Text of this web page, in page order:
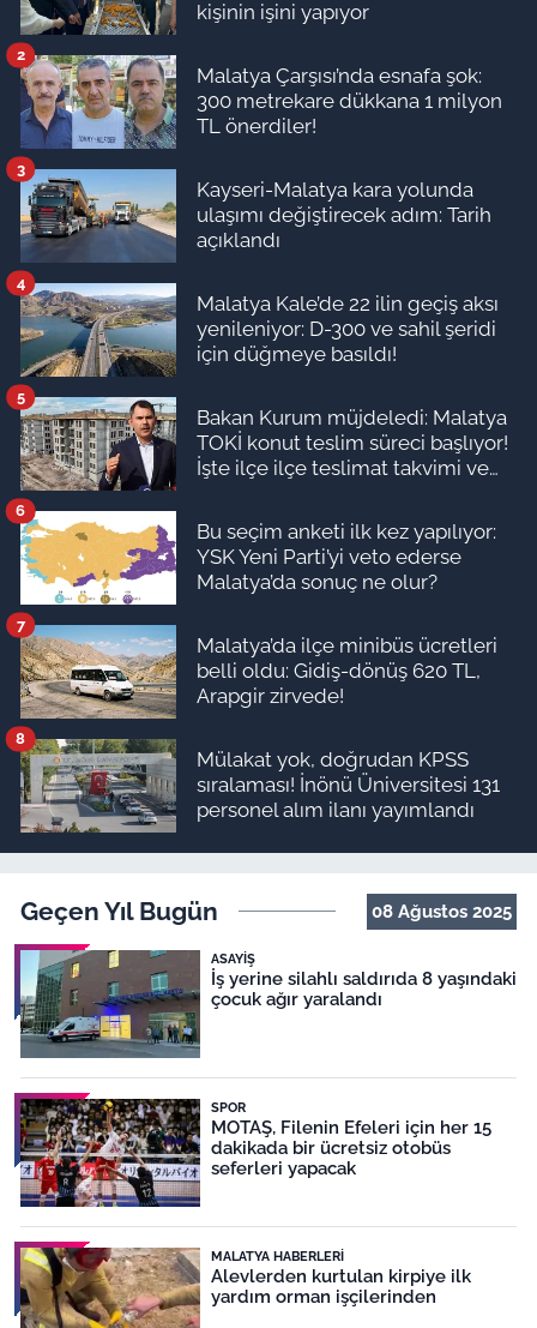
kişinin işini yapıyor
Malatya Çarşısı’nda esnafa şok:
300 metrekare dükkana 1 milyon
TL önerdiler!
2
Kayseri-Malatya kara yolunda
ulaşımı değiştirecek adım: Tarih
açıklandı
3
Malatya Kale’de 22 ilin geçiş aksı
yenileniyor: D-300 ve sahil şeridi
için düğmeye basıldı!
4
Bakan Kurum müjdeledi: Malatya
TOKİ konut teslim süreci başlıyor!
İşte ilçe ilçe teslimat takvimi ve
5
Bu seçim anketi ilk kez yapılıyor:
YSK Yeni Parti’yi veto ederse
Malatya’da sonuç ne olur?
6
Malatya’da ilçe minibüs ücretleri
belli oldu: Gidiş-dönüş 620 TL,
Arapgir zirvede!
7
Mülakat yok, doğrudan KPSS
sıralaması! İnönü Üniversitesi 131
personel alım ilanı yayımlandı
8
Geçen Yıl Bugün 08 Ağustos 2025
ASAYIŞ
İş yerine silahlı saldırıda 8 yaşındaki
çocuk ağır yaralandı
SPOR
MOTAŞ, Filenin Efeleri için her 15
dakikada bir ücretsiz otobüs
seferleri yapacak
MALATYA HABERLERI
Alevlerden kurtulan kirpiye ilk
yardım orman işçilerinden